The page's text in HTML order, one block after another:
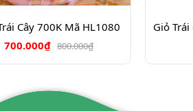
Cây 700K Mã HL1080
700.000₫ 800.000₫
Giỏ